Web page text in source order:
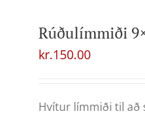
Rúðulímmiði
kr.150.00
Hvítur límmiði til að